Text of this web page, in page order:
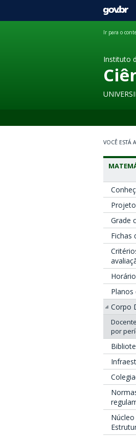
GOVBR
Ir para o
Instituto
Grade
Fichas
Planos
Corpo
por